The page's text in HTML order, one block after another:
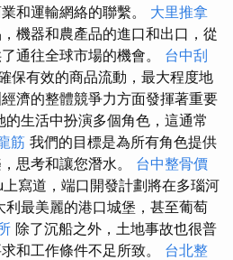
和運輸網絡的聯繫。 大里推拿
機器和農產品的進口和出口，從
通往全球市場的機會。 台中刮
保有效的商品流動，最大程度地
濟的整體競爭力方面發揮著重要
生活中扮演多個角色，這通常
筋 我們的目標是為所有角色提供
思考和讓您潛水。 台中整骨價
寫道，端口開發計劃將在多瑙河
最美麗的港口城堡，甚至葡萄
除了沉船之外，土地事故也很普
和工作條件不足所致。 台北整